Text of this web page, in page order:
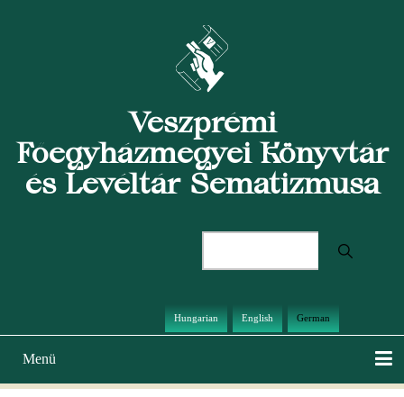
Veszprémi
Főegyházmegyei Könyvtár
és Levéltár Sematizmusa
Hungarian English German
Hauptnavigation
Menü